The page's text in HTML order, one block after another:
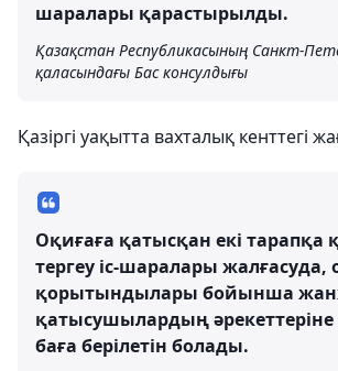
шаралары қарастырылды.
Қазақстан Республикасының Санкт-
қаласындағы Бас консулдығы
Қазіргі уақытта вахталық кенттегі
Оқиғаға қатысқан екі тарапқа
тергеу іс-шаралары
қорытындылары бойынша
қатысушылардың
баға берілетін болады.